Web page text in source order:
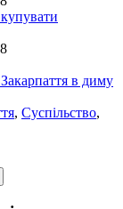
в диму
, Суспільство,